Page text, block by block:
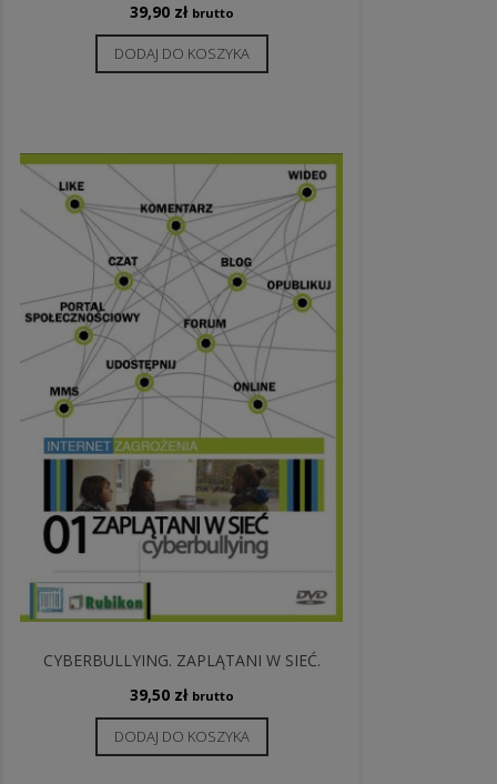
39,90 zł brutto
DODAJ DO KOSZYKA
CYBERBULLYING. ZAPLĄTANI W SIEĆ.
39,50 zł brutto
DODAJ DO KOSZYKA